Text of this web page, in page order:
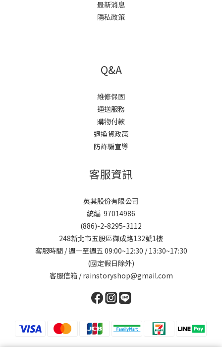
最新消息
隱私政策
Q&A
維修保固
運送服務
購物付款
退換貨政策
防詐騙宣導
客服資訊
英其股份有限公司
統編 97014986
(886)-2-8295-3112
248新北市五股區御成路132號1樓
客服時間 / 週一至週五 09:00~12:30 / 13:30~17:30
(國定假日除外)
客服信箱 / rainstoryshop@gmail.com